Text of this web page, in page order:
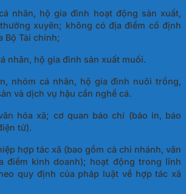
nhân, hộ gia đình hoạt động sản xuất,
xuyên; không có địa điểm cố định
Bộ Tài chính;
nhân, hộ gia đình sản xuất muối.
nhóm cá nhân, hộ gia đình nuôi trồng,
và dịch vụ hậu cần nghề cá.
hóa xã; cơ quan báo chí (báo in, báo
tử).
hợp tác xã (bao gồm cả chi nhánh, văn
điểm kinh doanh); hoạt động trong lĩnh
quy định của pháp luật về hợp tác xã